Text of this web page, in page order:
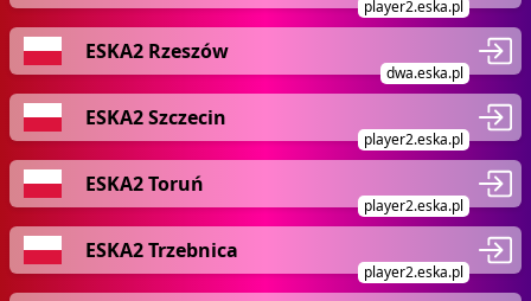
player2.eska.pl
ESKA2 Rzeszów
dwa.eska.pl
ESKA2 Szczecin
player2.eska.pl
ESKA2 Toruń
player2.eska.pl
ESKA2 Trzebnica
player2.eska.pl